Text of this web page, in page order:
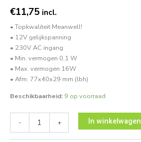
€11,75 incl.
• Topkwaliteit Meanwell!
• 12V gelijkspanning
• 230V AC ingang
• Min. vermogen 0,1 W
• Max. vermogen 16W
• Afm: 77x40x29 mm (lbh)
Beschikbaarheid: 9 op voorraad
- + In winkelwagen